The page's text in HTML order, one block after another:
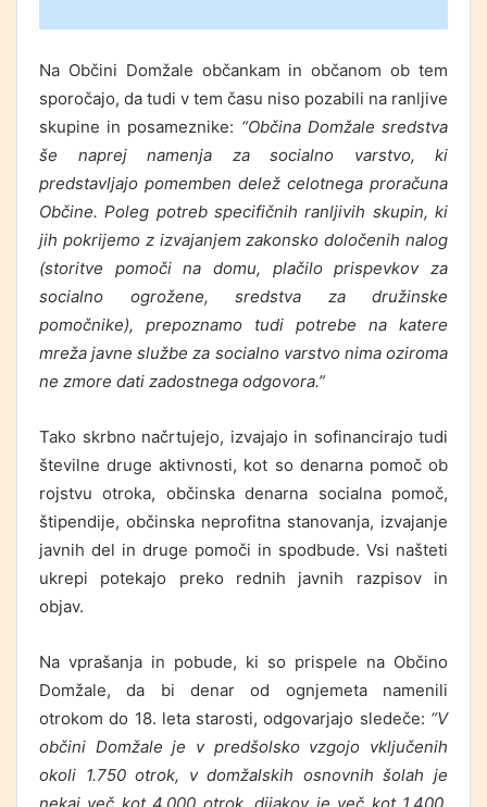
Na Občini Domžale občankam in občanom ob tem
sporočajo, da tudi v tem času niso pozabili na ranljive
skupine in posameznike: “Občina Domžale sredstva
še naprej namenja za socialno varstvo, ki
predstavljajo pomemben delež celotnega proračuna
Občine. Poleg potreb specifičnih ranljivih skupin, ki
jih pokrijemo z izvajanjem zakonsko določenih nalog
(storitve pomoči na domu, plačilo prispevkov za
socialno ogrožene, sredstva za družinske
pomočnike), prepoznamo tudi potrebe na katere
mreža javne službe za socialno varstvo nima oziroma
ne zmore dati zadostnega odgovora.”
Tako skrbno načrtujejo, izvajajo in sofinancirajo tudi
številne druge aktivnosti, kot so denarna pomoč ob
rojstvu otroka, občinska denarna socialna pomoč,
štipendije, občinska neprofitna stanovanja, izvajanje
javnih del in druge pomoči in spodbude. Vsi našteti
ukrepi potekajo preko rednih javnih razpisov in
objav.
Na vprašanja in pobude, ki so prispele na Občino
Domžale, da bi denar od ognjemeta namenili
otrokom do 18. leta starosti, odgovarjajo sledeče: “V
občini Domžale je v predšolsko vzgojo vključenih
okoli 1.750 otrok, v domžalskih osnovnih šolah je